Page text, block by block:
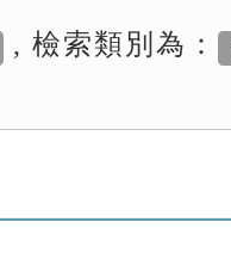
, 檢索類別為：